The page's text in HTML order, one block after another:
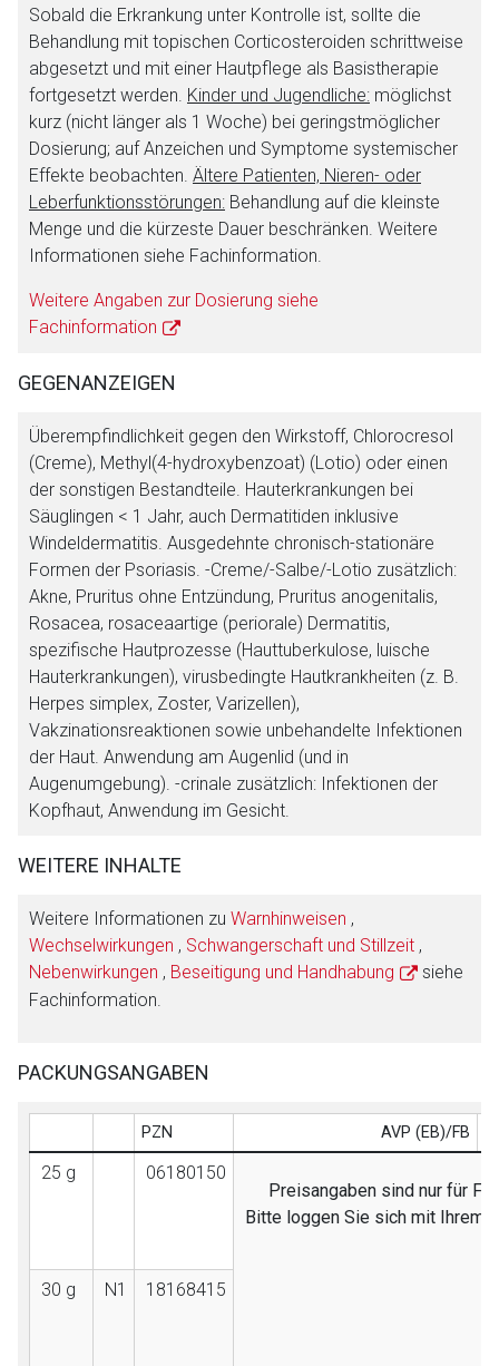
Sobald die Erkrankung unter Kontrolle ist, sollte die
Behandlung mit topischen Corticosteroiden schrittweise
abgesetzt und mit einer Hautpflege als Basistherapie
fortgesetzt werden. Kinder und Jugendliche: möglichst
kurz (nicht länger als 1 Woche) bei geringstmöglicher
Dosierung; auf Anzeichen und Symptome systemischer
Effekte beobachten. Ältere Patienten, Nieren- oder
Leberfunktionsstörungen: Behandlung auf die kleinste
Menge und die kürzeste Dauer beschränken. Weitere
Informationen siehe Fachinformation.
Weitere Angaben zur Dosierung siehe
Fachinformation
GEGENANZEIGEN
Überempfindlichkeit gegen den Wirkstoff, Chlorocresol
(Creme), Methyl(4-hydroxybenzoat) (Lotio) oder einen
der sonstigen Bestandteile. Hauterkrankungen bei
Säuglingen < 1 Jahr, auch Dermatitiden inklusive
Windeldermatitis. Ausgedehnte chronisch-stationäre
Formen der Psoriasis. -Creme/-Salbe/-Lotio zusätzlich:
Akne, Pruritus ohne Entzündung, Pruritus anogenitalis,
Rosacea, rosaceaartige (periorale) Dermatitis,
spezifische Hautprozesse (Hauttuberkulose, luische
Hauterkrankungen), virusbedingte Hautkrankheiten (z. B.
Herpes simplex, Zoster, Varizellen),
Vakzinationsreaktionen sowie unbehandelte Infektionen
der Haut. Anwendung am Augenlid (und in
Augenumgebung). -crinale zusätzlich: Infektionen der
Kopfhaut, Anwendung im Gesicht.
WEITERE INHALTE
Weitere Informationen zu Warnhinweisen ,
Wechselwirkungen , Schwangerschaft und Stillzeit ,
Nebenwirkungen , Beseitigung und Handhabung
siehe
Fachinformation.
PACKUNGSANGABEN
PZN AVP (EB)/FB
25 g
06180150
Preisangaben sind nur für
Bitte loggen Sie sich mit Ihrem
30 g N1 18168415
Zurück zur rote-liste.de Zur Seite